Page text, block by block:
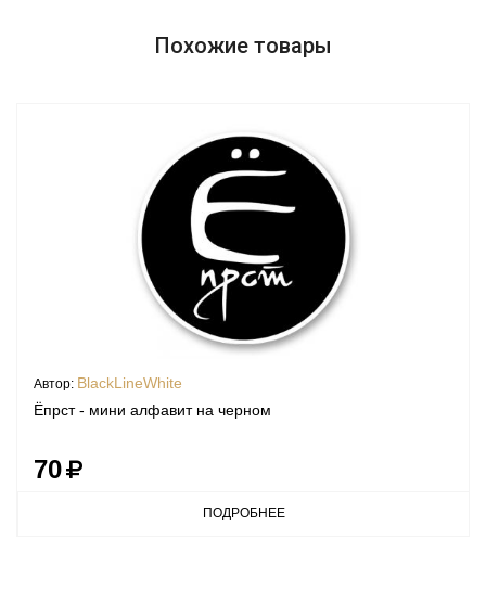
Похожие товары
Автор: BlackLineWhite
Ёпрст - мини алфавит на черном
70
ПОДРОБНЕЕ